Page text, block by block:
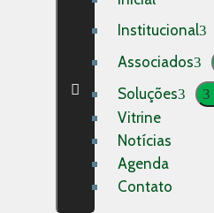
Institucional
Associados
Soluções
Vitrine
Notícias
Agenda
Contato